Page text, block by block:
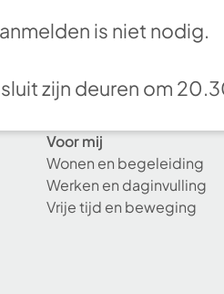
is niet nodig.
sluit zijn deuren om
Voor mij
Wonen en begeleiding
Werken en daginvulling
Vrije tijd en beweging